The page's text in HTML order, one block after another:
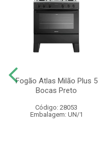
Fogão Atlas Milão Plus 5
Bocas Preto
Código: 28053
Embalagem: UN/1